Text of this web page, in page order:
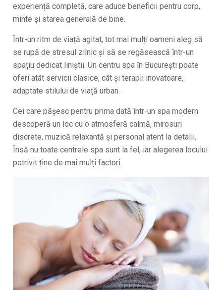
experiență completă, care aduce beneficii pentru corp,
minte și starea generală de bine.
Într-un ritm de viață agitat, tot mai mulți oameni aleg să
se rupă de stresul zilnic și să se regăsească într-un
spațiu dedicat liniștii. Un centru spa în București poate
oferi atât servicii clasice, cât și terapii inovatoare,
adaptate stilului de viață urban.
Cei care pășesc pentru prima dată într-un spa modern
descoperă un loc cu o atmosferă calmă, mirosuri
discrete, muzică relaxantă și personal atent la detalii.
Însă nu toate centrele spa sunt la fel, iar alegerea locului
potrivit ține de mai mulți factori.